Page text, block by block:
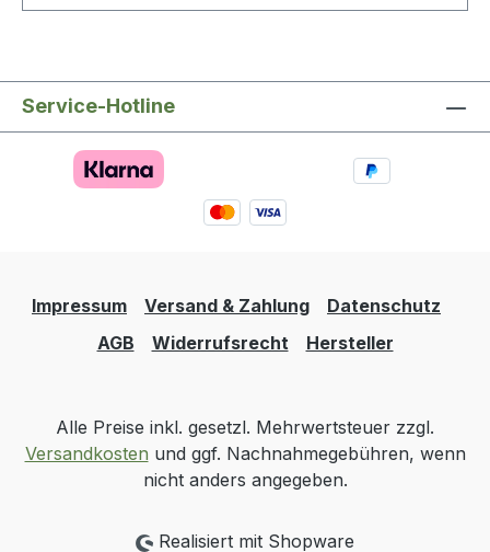
Service-Hotline
Impressum Versand & Zahlung
Datenschutz
AGB
Widerrufsrecht Hersteller
Alle Preise inkl. gesetzl. Mehrwertsteuer zzgl.
Versandkosten und ggf. Nachnahmegebühren, wenn
nicht anders angegeben.
Realisiert mit Shopware